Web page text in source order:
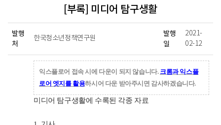
업
자
료
[부록] 미디어 탐구생활
발행
처
한국청소년정책연구원
발행
일
2021-
02-12
익스플로어 접속 시에 다운이 되지 않습니다. 크롬과 익스플
로어 엣지를 활용하시어 다운 받아주시면 감사하겠습니다.
미디어 탐구생활에 수록된 각종 자료